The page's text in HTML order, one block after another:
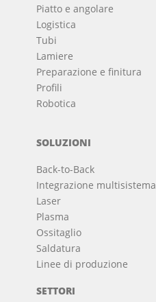
Piatto e angolare
Logistica
Tubi
Lamiere
Preparazione e finitura
Profili
Robotica
SOLUZIONI
Back-to-Back
Integrazione multisistema
Laser
Plasma
Ossitaglio
Saldatura
Linee di produzione
SETTORI